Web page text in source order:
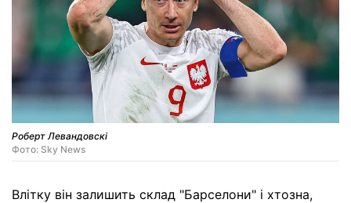
Роберт Левандовскі
Фото: Sky News
Влітку він залишить склад "Барселони" і хтозна,